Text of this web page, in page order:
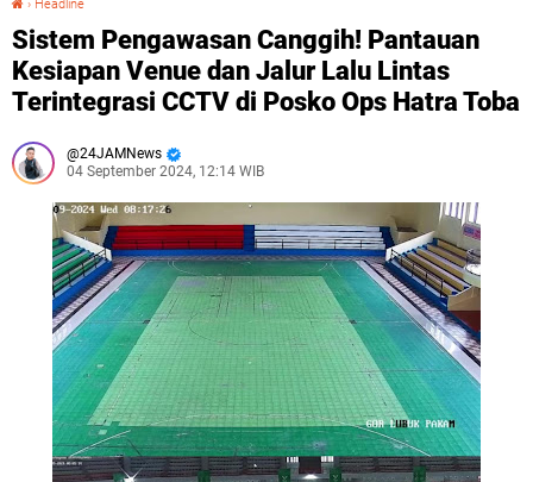
› Headline
Sistem Pengawasan Canggih! Pantauan
Kesiapan Venue dan Jalur Lalu Lintas
Terintegrasi CCTV di Posko Ops Hatra Toba
24JAMNews
04 September 2024, 12:14 WIB